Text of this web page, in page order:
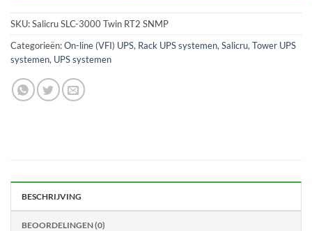
SKU:Salicru SLC-3000 Twin RT2 SNMP
Categorieën:On-line (VFI) UPS, Rack UPS systemen, Salicru, Tower UPS
systemen, UPS systemen
BESCHRIJVING
BEOORDELINGEN (0)